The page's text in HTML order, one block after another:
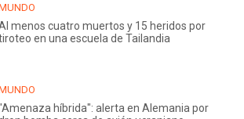
menos cuatro muertos y 15 heridos por
en una escuela de Tailandia
híbrida": alerta en Alemania por